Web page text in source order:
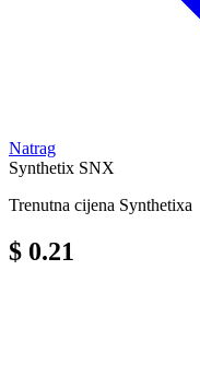
Natrag
Synthetix SNX
Trenutna cijena Synthetixa
$ 0.21